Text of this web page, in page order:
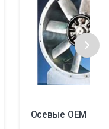
Осевые ОЕМ